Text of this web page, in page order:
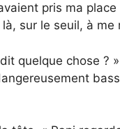
pris ma
sur le seuil, à me
dit quelque chose ?